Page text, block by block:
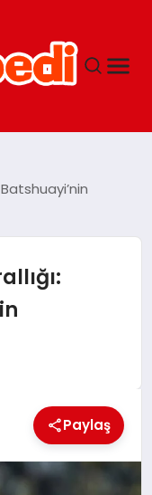
Paylaş